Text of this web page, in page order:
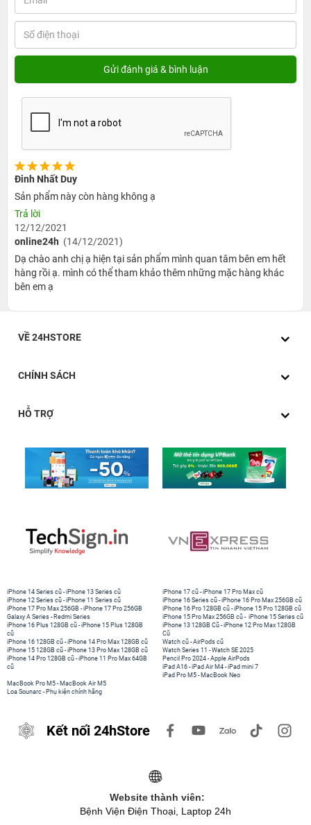
Đinh Nhất Duy
Sản phẩm này còn hàng không ạ
Trả lời
12/12/2021
online24h (14/12/2021)
Dạ chào anh chị ạ hiện tại sản phẩm mình quan tâm bên em hết
hàng rồi ạ. mình có thể tham khảo thêm những mặc hàng khác
bên em ạ
VỀ 24HSTORE
CHÍNH SÁCH
HỖ TRỢ
iPhone 14 Series cũ -iPhone 13 Series cũ
iPhone 12 Series cũ -iPhone 11 Series cũ
iPhone 17 Pro Max 256GB -iPhone 17 Pro 256GB
Galaxy A Series - Redmi Series
iPhone 17 cũ -iPhone 17 Pro Max cũ
iPhone 16 Series cũ - iPhone 16 Pro Max 256GB cũ
iPhone 16 Pro 128GB cũ -iPhone 15 Pro 128GB cũ
iPhone 15 Pro Max 256GB cũ - iPhone 15 Series cũ
iPhone 16 Plus 128GB cũ -iPhone 15 Plus 128GB
cũ
iPhone 16 128GB cũ -iPhone 14 Pro Max 128GB cũ
iPhone 15 128GB cũ -iPhone 13 Pro Max 128GB cũ
iPhone 14 Pro 128GB cũ -iPhone 11 Pro Max 64GB
cũ
iPhone 13 128GB Cũ -iPhone 12 Pro Max 128GB
Cũ
Watch cũ -AirPods cũ
Watch Series 11 -Watch SE 2025
Pencil Pro 2024 -Apple AirPods
iPad A16 -iPad Air M4 -iPad mini 7
iPad Pro M5 - MacBook Neo
MacBook Pro M5 - MacBook Air M5
Loa Sounarc - Phụ kiện chính hãng
Kết nối 24hStore
Website thành viên:
Bệnh Viện Điện Thoại, Laptop 24h